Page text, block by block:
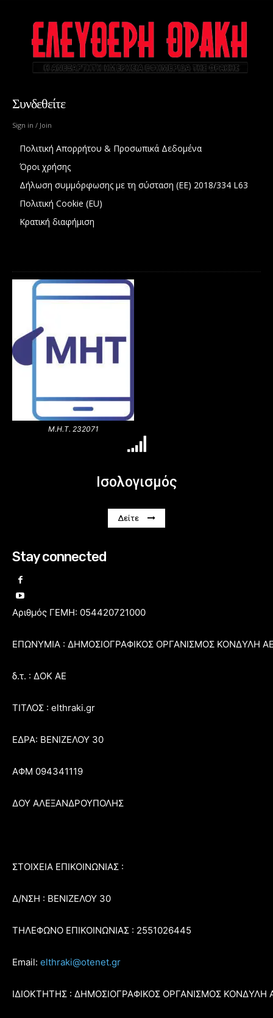
Συνδεθείτε
Sign in / Join
Πολιτική Απορρήτου & Προσωπικά Δεδομένα
Όροι χρήσης
Δήλωση συμμόρφωσης με τη σύσταση (ΕΕ) 2018/334 L63
Πολιτική Cookie (EU)
Κρατική διαφήμιση
Μ.Η.Τ. 232071
Ισολογισμός
Δείτε
Stay connected
Αριθμός ΓΕΜΗ: 054420721000
ΕΠΩΝΥΜΙΑ : ΔΗΜΟΣΙΟΓΡΑΦΙΚΟΣ ΟΡΓΑΝΙΣΜΟΣ ΚΟΝΔΥΛΗ
δ.τ. : ΔΟΚ ΑΕ
ΤΙΤΛΟΣ : elthraki.gr
ΕΔΡΑ: ΒΕΝΙΖΕΛΟΥ 30
ΑΦΜ 094341119
ΔΟΥ ΑΛΕΞΑΝΔΡΟΥΠΟΛΗΣ
ΣΤΟΙΧΕΙΑ ΕΠΙΚΟΙΝΩΝΙΑΣ :
Δ/ΝΣΗ : ΒΕΝΙΖΕΛΟΥ 30
ΤΗΛΕΦΩΝΟ ΕΠΙΚΟΙΝΩΝΙΑΣ : 2551026445
Email: elthraki@otenet.gr
ΙΔΙΟΚΤΗΤΗΣ : ΔΗΜΟΣΙΟΓΡΑΦΙΚΟΣ ΟΡΓΑΝΙΣΜΟΣ ΚΟΝΔΥΛΗ